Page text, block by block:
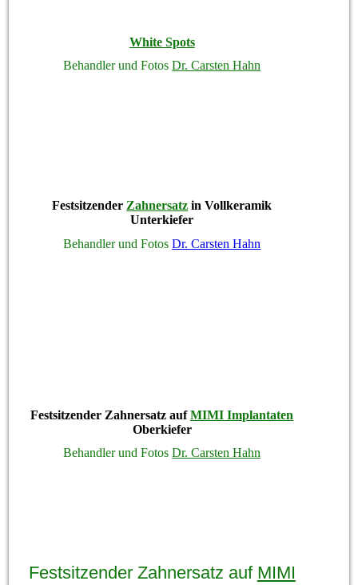
White Spots
Behandler und FotosDr. Carsten Hahn
Festsitzender Zahnersatz in Vollkeramik
Unterkiefer
Behandler und FotosDr. Carsten Hahn
Festsitzender Zahnersatz aufMIMI Implantaten
Oberkiefer
Behandler und FotosDr. Carsten Hahn
Festsitzender Zahnersatz auf MIMI